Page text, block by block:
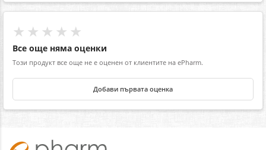
★★★★★
Все още няма оценки
Този продукт все още не е оценен от клиентите на ePharm.
Добави първата оценка